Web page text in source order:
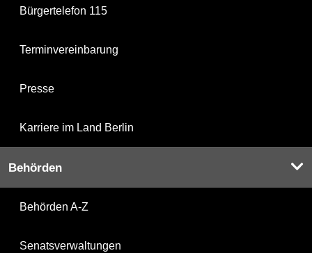
Bürgertelefon 115
Terminvereinbarung
Presse
Karriere im Land Berlin
Behörden
Behörden A-Z
Senatsverwaltungen